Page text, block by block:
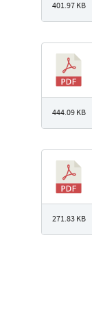
401.97 KB
444.09 KB
271.83 KB